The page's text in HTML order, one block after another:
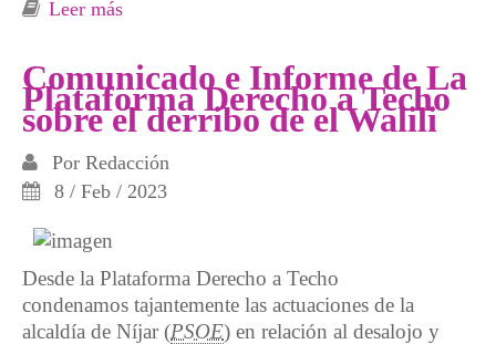
Leer más
Comunicado e Informe de La
Plataforma Derecho a Techo
sobre el derribo de el Walili
Por Redacción
8 / Feb / 2023
Desde la Plataforma Derecho a Techo
condenamos tajantemente las actuaciones de la
alcaldía de Níjar (PSOE) en relación al desalojo y